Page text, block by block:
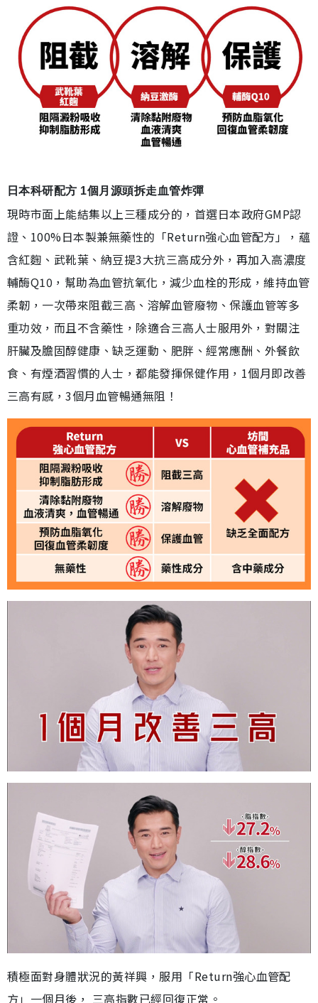
日本科研配方 1個月源頭拆走血管炸彈
現時市面上能結集以上三種成分的，首選日本政府GMP認
證、100%日本製兼無藥性的「Return強心血管配方」，蘊
含紅麴、武靴葉、納豆提3大抗三高成分外，再加入高濃度
輔酶Q10，幫助為血管抗氧化，減少血栓的形成，維持血管
柔韌，一次帶來阻截三高、溶解血管廢物、保護血管等多
重功效，而且不含藥性，除適合三高人士服用外，對關注
肝臟及膽固醇健康、缺乏運動、肥胖、經常應酬、外餐飲
食、有煙酒習慣的人士，都能發揮保健作用，1個月即改善
三高有感，3個月血管暢通無阻！
積極面對身體狀況的黃祥興，服用「Return強心血管配
方」一個月後， 三高指數已經回復正常。